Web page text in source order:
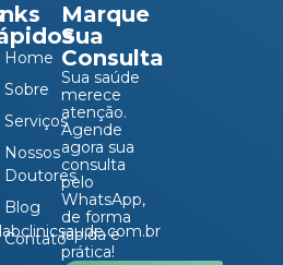
Home
Sobre
Serviços
Nossos
Doutores
Blog
Contato
Marque
Sua
Consulta
Sua saúde
merece
atenção.
Agende
agora sua
consulta
pelo
WhatsApp,
de forma
rápida e
prática!